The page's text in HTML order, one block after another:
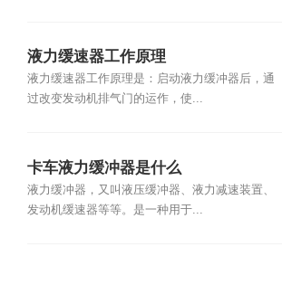
液力缓速器工作原理
液力缓速器工作原理是：启动液力缓冲器后，通
过改变发动机排气门的运作，使...
卡车液力缓冲器是什么
液力缓冲器，又叫液压缓冲器、液力减速装置、
发动机缓速器等等。是一种用于...